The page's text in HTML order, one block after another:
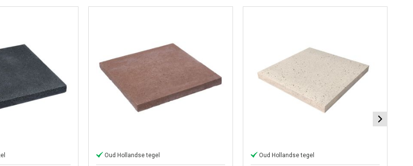
Oud Hollandse tegel Oud Hollandse tegel